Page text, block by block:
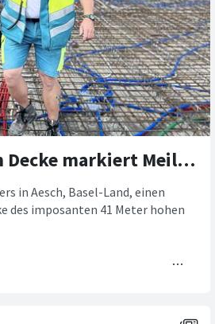
Breaking News: Betonage der letzten Decke markiert Meilenstein für den VivoTower
in Aesch, Basel-Land, einen
des imposanten 41 Meter hohen